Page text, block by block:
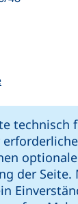
technisch
der Seite.
Link, öffnet
einen
Ihr E-